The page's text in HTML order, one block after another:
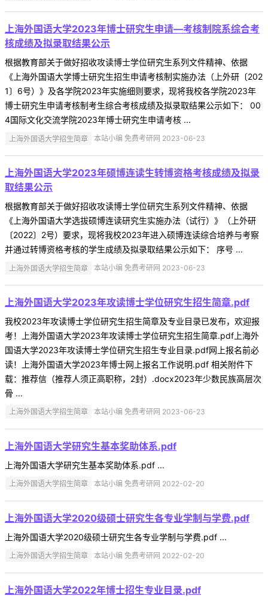
上海外国语大学2023年博士研究生申请—考核制院系综合考
核成绩及拟录取结果公示
根据教育部关于做好招收攻读博士学位研究生系列文件精神、依据
《上海外国语大学博士研究生招生申请考核制实施办法（上外研〔202
1〕6号）》及各学院2023年实施细则要求，现将我校各学院2023年
博士研究生申请考核制考生综合考核成绩及拟录取结果公示如下： 00
4国际文化交流学院2023年博士研究生申请考核 ...
上海外国语大学招生简章 本站小编 免费考研网 2023-06-23
上海外国语大学2023年硕博连读生转博资格考核成绩及拟录
取结果公示
根据教育部关于做好招收攻读博士学位研究生系列文件精神、依据
《上海外国语大学选拔硕博连读研究生实施办法（试行）》（上外研
〔2022〕2号）要求，现将我校2023年进入硕博连读综合培养与考察
并通过转博资格考核的学生成绩及拟录取结果公示如下： 序号 ...
上海外国语大学招生简章 本站小编 免费考研网 2023-06-23
上海外国语大学2023年攻读博士学位研究生招生简章.pdf
我校2023年攻读博士学位研究生招生简章及专业目录已发布，欢迎报
考！上海外国语大学2023年攻读博士学位研究生招生简章.pdf上海外
国语大学2023年攻读博士学位研究生招生专业目录.pdf网上报名前必
读！上海外国语大学2023年博士网上报名工作说明.pdf 相关附件下
载：推荐信（推荐人须正高职称，2封）.docx2023年少数民族高层次
骨 ...
上海外国语大学招生简章 本站小编 免费考研网 2023-06-23
上海外国语大学研究生基本奖助体系.pdf
上海外国语大学研究生基本奖助体系.pdf ...
上海外国语大学招生简章 本站小编 免费考研网 2022-02-20
上海外国语大学2020级硕士研究生各专业学制与学费.pdf
上海外国语大学2020级硕士研究生各专业学制与学费.pdf ...
上海外国语大学招生简章 本站小编 免费考研网 2022-02-20
上海外国语大学2022年博士招生专业目录.pdf